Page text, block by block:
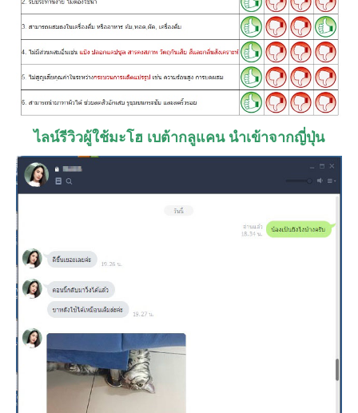
ไลน์รีวิวผู้ใช้มะโฮ เบต้ากลูแคน นำเข้าจากญี่ปุ่น